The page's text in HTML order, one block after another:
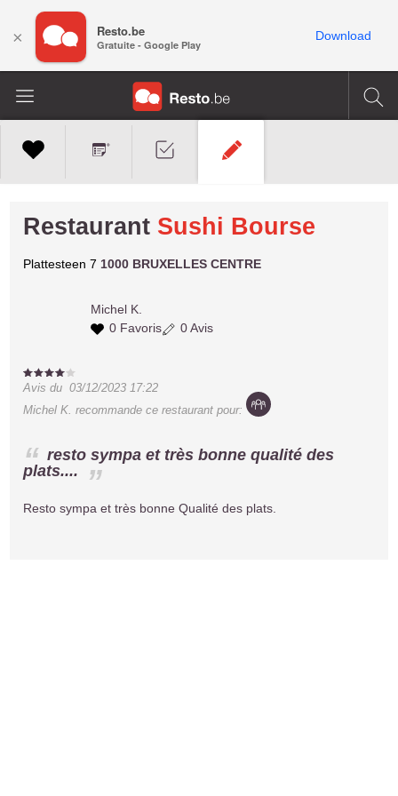
Restaurant Sushi Bourse
Plattesteen 7 1000 BRUXELLES CENTRE
Michel K.
0 Favoris
0 Avis
Avis du03/12/2023 17:22
Michel K. recommande ce restaurant pour:
resto sympa et très bonne qualité des
plats....
Resto sympa et très bonne Qualité des plats.
× Resto.be
Gratuite - Google Play
Download